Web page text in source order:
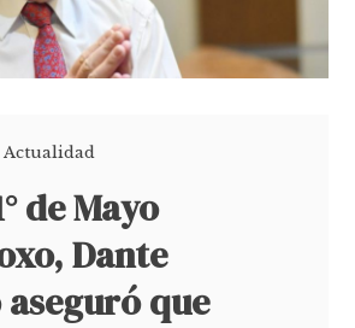
Actualidad
de Mayo
Dante
que